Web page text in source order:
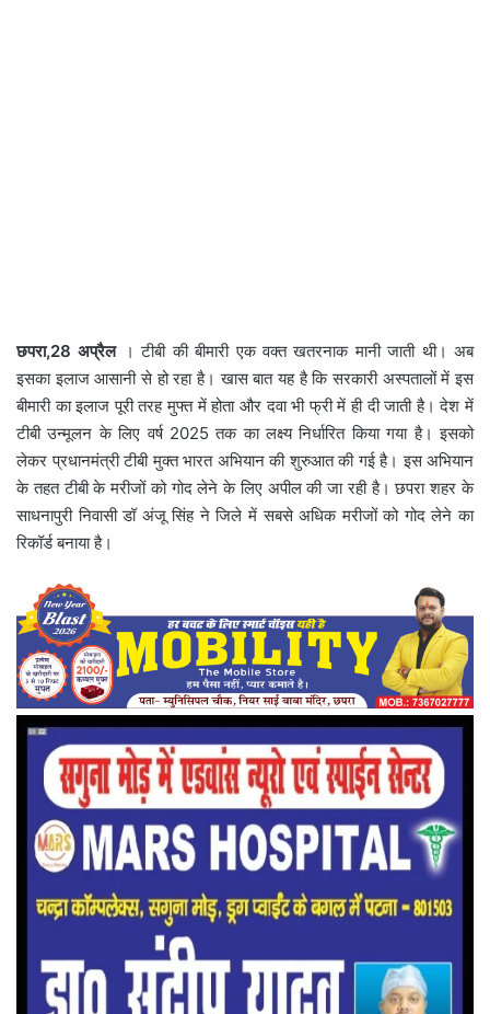
छपरा,28 अप्रैल। टीबी की बीमारी एक वक्‍त खतरनाक मानी जाती थी। अब
इसका इलाज आसानी से हो रहा है। खास बात यह है कि सरकारी अस्‍पतालों में इस
बीमारी का इलाज पूरी तरह मुफ्त में होता और दवा भी फ्री में ही दी जाती है। देश में
टीबी उन्मूलन के लिए वर्ष 2025 तक का लक्ष्य निर्धारित किया गया है। इसको
लेकर प्रधानमंत्री टीबी मुक्त भारत अभियान की शुरुआत की गई है। इस अभियान
के तहत टीबी के मरीजों को गोद लेने के लिए अपील की जा रही है। छपरा शहर के
साधनापुरी निवासी डॉ अंजू सिंह ने जिले में सबसे अधिक मरीजों को गोद लेने का
रिकॉर्ड बनाया है।